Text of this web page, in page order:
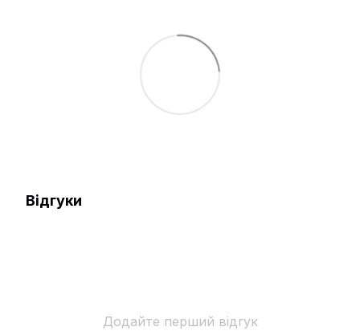
Відгуки
Додайте перший відгук